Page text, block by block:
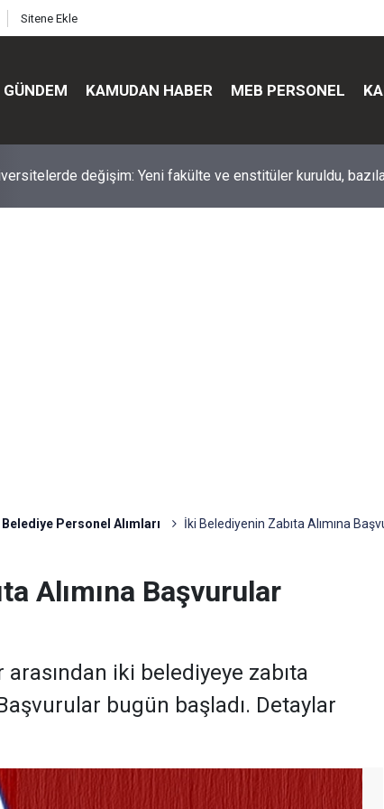
Sitene Ekle
GÜNDEM KAMUDAN HABER MEB PERSONEL
üst düzey değişim: Genel müdürler değişti, yeni isimler
Belediye Personel Alımları İki Belediyenin Zabıta Alımına
Alımına Başvurular
iki belediyeye zabıta
bugün başladı. Detaylar